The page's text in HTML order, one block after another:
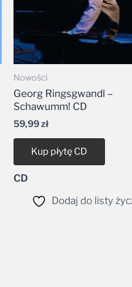
Nowości
Georg Ringsgwandl –
Schawumm! CD
59,99zł
Kup płytę CD
CD
Dodaj do listy